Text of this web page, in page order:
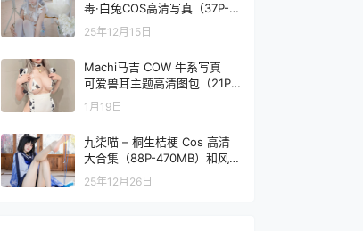
毒·白兔COS高清写真（37P-2
19.3M）
25年12月15日
Machi马吉 COW 牛系写真｜
可爱兽耳主题高清图包（21P-
76.7M）
1月19日
九柒喵 – 桐生桔梗 Cos 高清
大合集（88P-470MB）和风
旗袍写真
25年12月26日